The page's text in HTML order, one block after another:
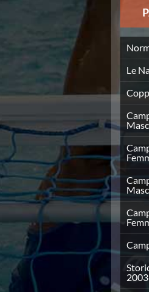
Europei a
Eventi
Calendario
Norme e
Risultati e
Graduatorie
Flash
Norme e
Le
Campionato
Campionato
Campionato
Le